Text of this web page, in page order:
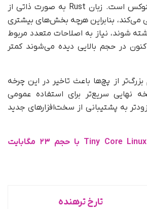
زبان Rust در کرنل لینوکس است. زبان Rust به‌ صورت ذاتی از
می‌کند، بنابراین هرچه بخش‌های بیشتری
شوند، نیاز به اصلاحات متعدد مربوط
در حجم بالایی دیده می‌شوند کمتر
از پچ‌ها باعث تاخیر در این چرخه
نهایی سریع‌تر برای استفاده عمومی
به پشتیبانی از سخت‌افزارهای جدید
نسخه جدید Tiny Core Linux با حجم ۲۳ مگابایت
تارخ ترهنده